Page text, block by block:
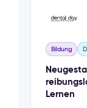
Bildung
Lernen